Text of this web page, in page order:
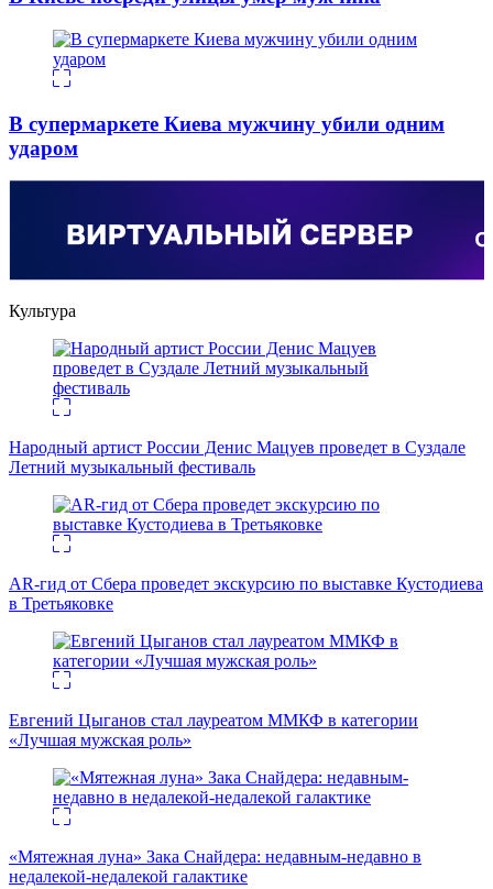
В супермаркете Киева мужчину убили одним
ударом
Культура
Народный артист России Денис Мацуев проведет в Суздале
Летний музыкальный фестиваль
AR-гид от Сбера проведет экскурсию по выставке Кустодиева
в Третьяковке
Евгений Цыганов стал лауреатом ММКФ в категории
«Лучшая мужская роль»
«Мятежная луна» Зака Снайдера: недавным-недавно в
недалекой-недалекой галактике